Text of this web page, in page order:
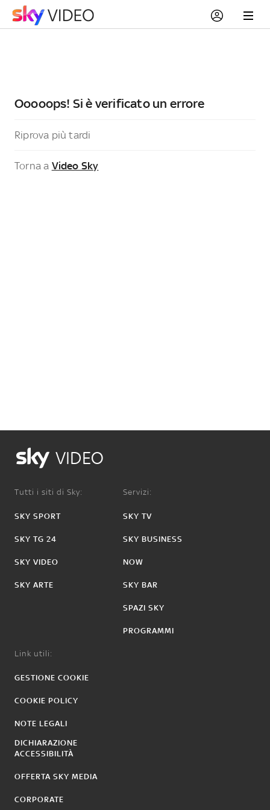
Ooooops! Si è verificato un errore
Riprova più tardi
Torna a Video Sky
VIDEO
Tutti i siti di Sky:
SKY SPORT
SKY TG 24
SKY VIDEO
SKY ARTE
Servizi:
SKY TV
SKY BUSINESS
NOW
SKY BAR
SPAZI SKY
PROGRAMMI
Link utili:
GESTIONE COOKIE
COOKIE POLICY
NOTE LEGALI
DICHIARAZIONE
ACCESSIBILITÀ
OFFERTA SKY MEDIA
CORPORATE